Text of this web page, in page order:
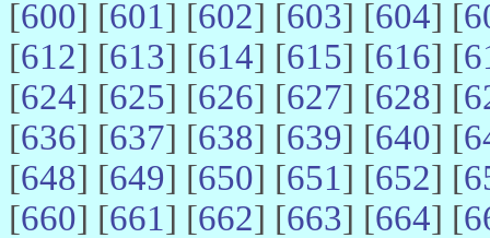
[600] [601] [602] [603] [604] [
[612] [613] [614] [615] [616] [
[624] [625] [626] [627] [628] [
[636] [637] [638] [639] [640] [
[648] [649] [650] [651] [652] [
[660] [661] [662] [663] [664] [